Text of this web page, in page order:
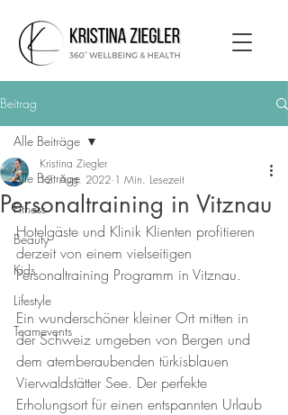
Beitrag
Alle Beiträge
Fitness
Beauty
Kids
Lifestyle
Teamevents
Alle Beiträge
Personaltraining in Vitznau
Kristina Ziegler
12. Aug. 2022 1 Min. Lesezeit
Hotelgäste und Klinik Klienten profitieren
derzeit von einem vielseitigen
Personaltraining Programm in Vitznau.
Ein wunderschöner kleiner Ort mitten in
der Schweiz umgeben von Bergen und
dem atemberaubenden türkisblauen
Vierwaldstätter See. Der perfekte
Erholungsort für einen entspannten Urlaub